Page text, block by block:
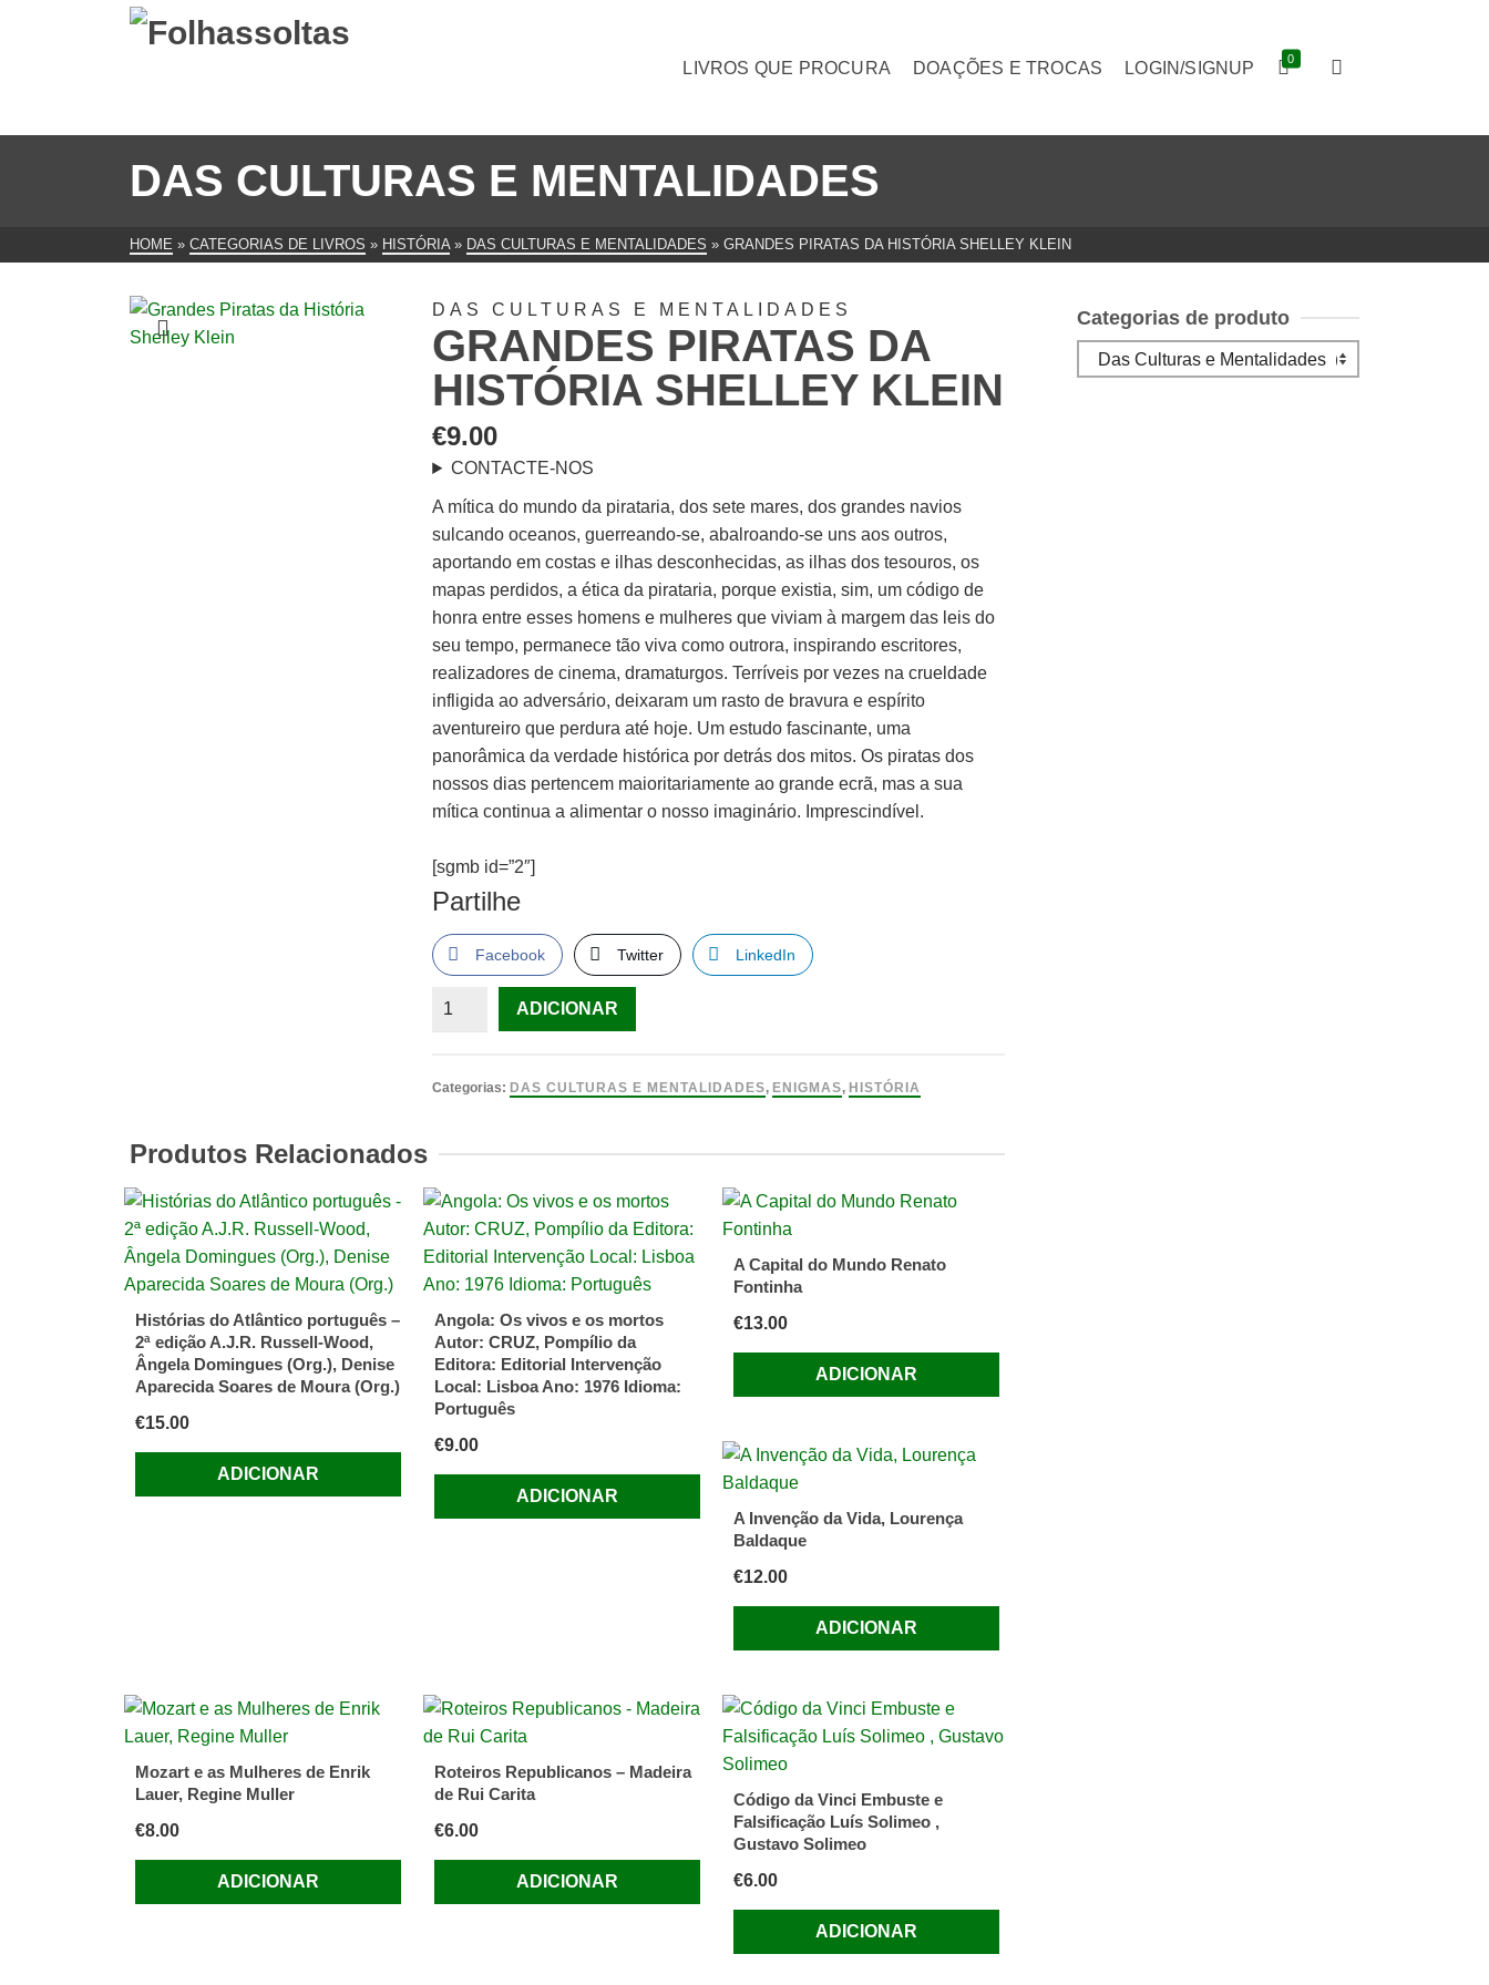
LIVROS QUE PROCURA DOAÇÕES E TROCAS LOGIN/SIGNUP 0
DAS CULTURAS E MENTALIDADES
HOME » CATEGORIAS DE LIVROS » HISTÓRIA » DAS CULTURAS E MENTALIDADES » GRANDES PIRATAS DA HISTÓRIA SHELLEY KLEIN
DAS CULTURAS E MENTALIDADES
GRANDES PIRATAS DA
HISTÓRIA SHELLEY KLEIN
€9.00
CONTACTE-NOS
A mítica do mundo da pirataria, dos sete mares, dos grandes navios
sulcando oceanos, guerreando-se, abalroando-se uns aos outros,
aportando em costas e ilhas desconhecidas, as ilhas dos tesouros, os
mapas perdidos, a ética da pirataria, porque existia, sim, um código de
honra entre esses homens e mulheres que viviam à margem das leis do
seu tempo, permanece tão viva como outrora, inspirando escritores,
realizadores de cinema, dramaturgos. Terríveis por vezes na crueldade
infligida ao adversário, deixaram um rasto de bravura e espírito
aventureiro que perdura até hoje. Um estudo fascinante, uma
panorâmica da verdade histórica por detrás dos mitos. Os piratas dos
nossos dias pertencem maioritariamente ao grande ecrã, mas a sua
mítica continua a alimentar o nosso imaginário. Imprescindível.
[sgmb id=”2″]
Partilhe
Facebook Twitter LinkedIn
Quantidade
Piratas
Klein
ADICIONAR
Categorias: DAS CULTURAS E MENTALIDADES, ENIGMAS, HISTÓRIA
Produtos Relacionados
Histórias do Atlântico português –
2ª edição A.J.R. Russell-Wood,
Ângela Domingues (Org.), Denise
Aparecida Soares de Moura (Org.)
€15.00
ADICIONAR
Angola: Os vivos e os mortos
Autor: CRUZ, Pompílio da
Editora: Editorial Intervenção
Local: Lisboa Ano: 1976 Idioma:
Português
€9.00
ADICIONAR
A Capital do Mundo Renato
Fontinha
€13.00
ADICIONAR
A Invenção da Vida, Lourença
Baldaque
€12.00
ADICIONAR
Mozart e as Mulheres de Enrik
Lauer, Regine Muller
€8.00
ADICIONAR
Roteiros Republicanos – Madeira
de Rui Carita
€6.00
ADICIONAR
Código da Vinci Embuste e
Falsificação Luís Solimeo ,
Gustavo Solimeo
€6.00
ADICIONAR
Categorias de produto